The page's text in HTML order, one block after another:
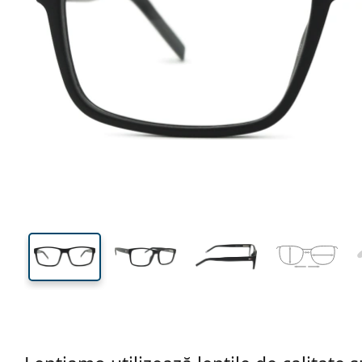
Lățimea ramei
49 mm
Înălțime lentilă Lățimea lentilei
Lățimea